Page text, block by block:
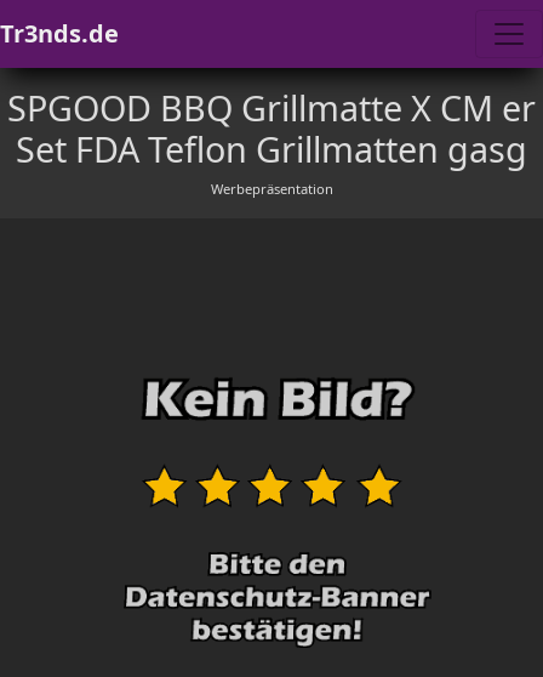
Tr3nds.de
SPGOOD BBQ Grillmatte X CM er
Set FDA Teflon Grillmatten gasg
Werbepräsentation